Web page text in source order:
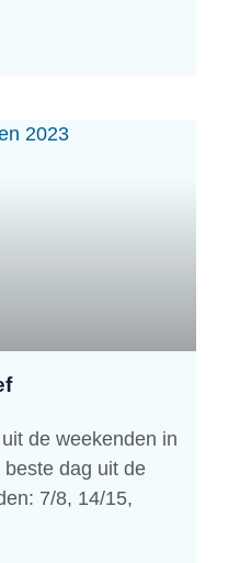
de weekenden in
dag uit de
7/8, 14/15,